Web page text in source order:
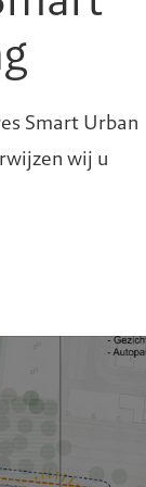
Hiervoor
ingepakt
en legt de
vormen de
Smart Urban
wij u